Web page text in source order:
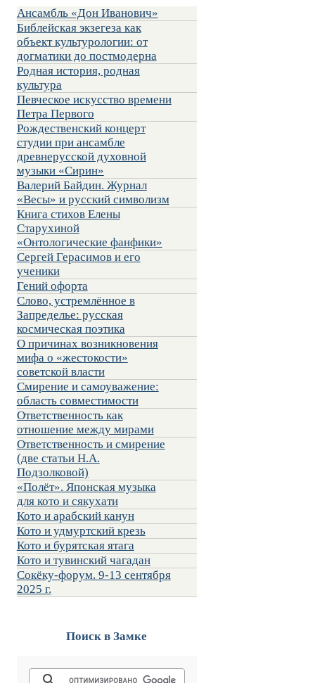
Ансамбль «Дон Иванович»
Библейская экзегеза как
объект культурологии: от
догматики до постмодерна
Родная история, родная
культура
Певческое искусство времени
Петра Первого
Рождественский концерт
студии при ансамбле
древнерусской духовной
музыки «Сирин»
Валерий Байдин. Журнал
«Весы» и русский символизм
Книга стихов Елены
Старухиной
«Онтологические фанфики»
Сергей Герасимов и его
ученики
Гений офорта
Слово, устремлённое в
Запределье: русская
космическая поэтика
О причинах возникновения
мифа о «жестокости»
советской власти
Смирение и самоуважение:
область совместимости
Ответственность как
отношение между мирами
Ответственность и смирение
(две статьи Н.А.
Подзолковой)
«Полёт». Японская музыка
для кото и сякухати
Кото и арабский канун
Кото и удмуртский крезь
Кото и бурятская ятага
Кото и тувинский чагадан
Сокёку-форум. 9-13 сентября
2025 г.
Поиск в Замке